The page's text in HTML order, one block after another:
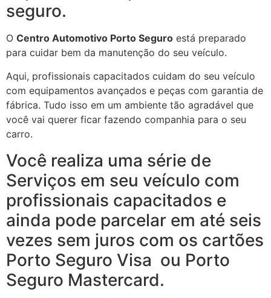
seguro.
O Centro Automotivo Porto Seguro está preparado
para cuidar bem da manutenção do seu veículo.
Aqui, profissionais capacitados cuidam do seu veículo
com equipamentos avançados e peças com garantia de
fábrica. Tudo isso em um ambiente tão agradável que
você vai querer ficar fazendo companhia para o seu
carro.
Você realiza uma série de
Serviços em seu veículo com
profissionais capacitados e
ainda pode parcelar em até seis
vezes sem juros com os cartões
Porto Seguro Visa ou Porto
Seguro Mastercard.